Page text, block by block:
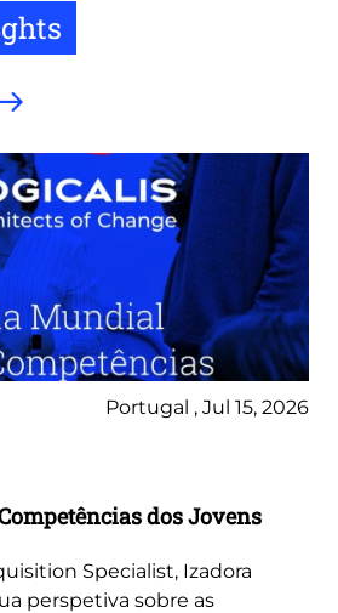
Portugal , Jul 15, 2026
dos Jovens
Specialist, Izadora
perspetiva sobre as